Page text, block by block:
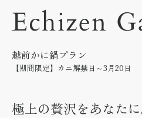
Echizen
越前かに鍋プラン
【期間限定】カニ解禁日～3月20日
極上の贅沢をあなた